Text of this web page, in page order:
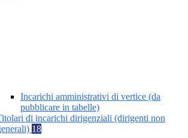
Incarichi amministrativi di vertice (da
pubblicare in tabelle)
di incarichi dirigenziali (dirigenti non
18